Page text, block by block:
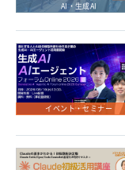
AI・生成AI
イベント・セミナー